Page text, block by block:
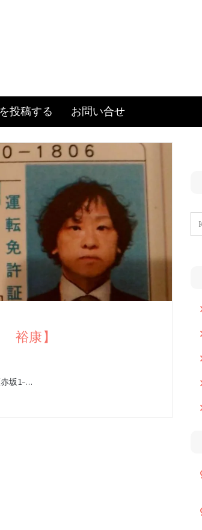
投稿する お問い合せ
裕康】
赤坂1-…